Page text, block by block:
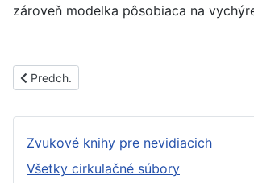
zároveň modelka pôsobiaca na
Predchádzajúci článok: PS1600C
Predch.
Zvukové knihy pre nevidiacich
Všetky cirkulačné súbory